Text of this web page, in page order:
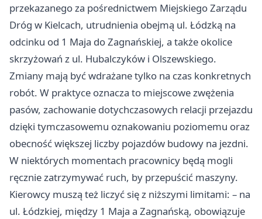
przekazanego za pośrednictwem Miejskiego Zarządu
Dróg w Kielcach, utrudnienia obejmą ul. Łódzką na
odcinku od 1 Maja do Zagnańskiej, a także okolice
skrzyżowań z ul. Hubalczyków i Olszewskiego.
Zmiany mają być wdrażane tylko na czas konkretnych
robót. W praktyce oznacza to miejscowe zwężenia
pasów, zachowanie dotychczasowych relacji przejazdu
dzięki tymczasowemu oznakowaniu poziomemu oraz
obecność większej liczby pojazdów budowy na jezdni.
W niektórych momentach pracownicy będą mogli
ręcznie zatrzymywać ruch, by przepuścić maszyny.
Kierowcy muszą też liczyć się z niższymi limitami: – na
ul. Łódzkiej, między 1 Maja a Zagnańską, obowiązuje